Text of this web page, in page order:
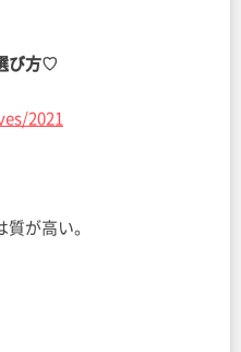
び方♡
2021
が高い。